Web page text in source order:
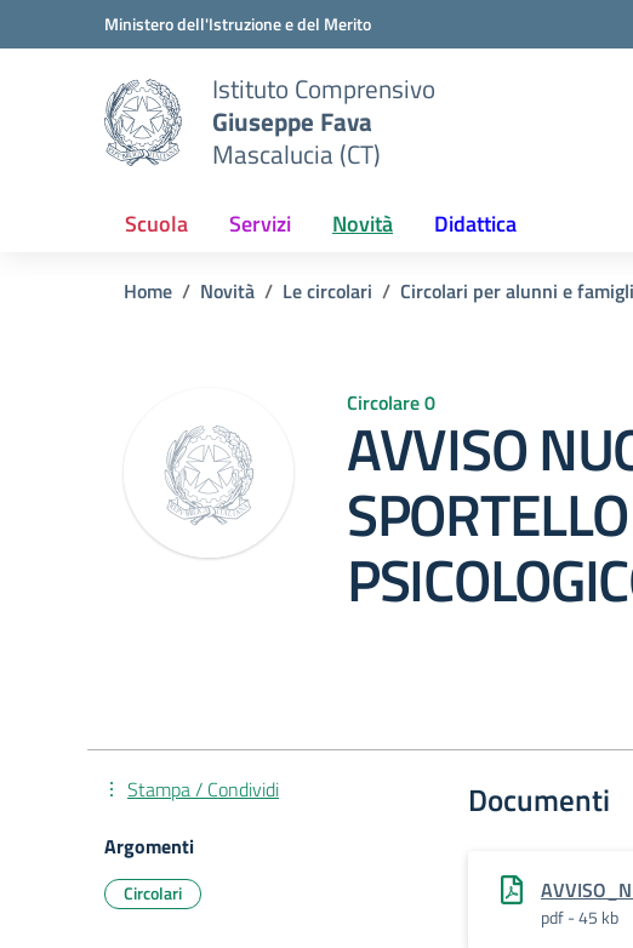
Vai ai contenuti
Vai al menu di navigazioneMinistero dell'Istruzione e del Merito
Istituto Comprensivo
Giuseppe Fava
Mascalucia (CT)
Scuola Servizi Novità Didattica
Home Novità Le circolari Circolari per alunni e
Circolare 0
AVVISO
SPORTELLO
Documenti
pdf - 45 kb
Stampa / Condividi
Argomenti
Circolari